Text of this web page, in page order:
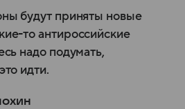
будут приняты новые
то антироссийские
надо подумать,
идти.